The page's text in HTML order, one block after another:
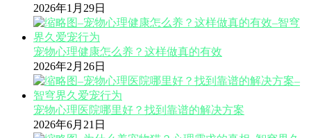
2026年1月29日
宠物心理健康怎么养？这样做真的有效
2026年2月26日
宠物心理医院哪里好？找到靠谱的解决方案
2026年6月21日